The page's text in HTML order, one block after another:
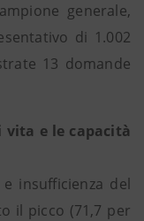
generale,
di 1.002
13 domande
vita e le capacità
insufficienza del
il picco (71,7 per